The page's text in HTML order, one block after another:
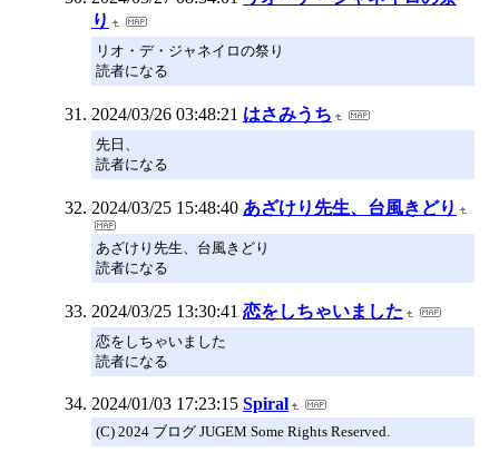
り
リオ・デ・ジャネイロの祭り
読者になる
2024/03/26 03:48:21 はさみうち
先日、
読者になる
2024/03/25 15:48:40 あざけり先生、台風きどり
あざけり先生、台風きどり
読者になる
2024/03/25 13:30:41 恋をしちゃいました
恋をしちゃいました
読者になる
2024/01/03 17:23:15 Spiral
(C) 2024 ブログ JUGEM Some Rights Reserved.